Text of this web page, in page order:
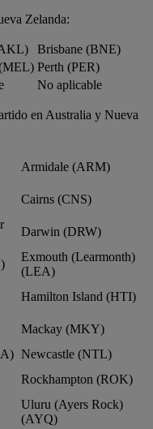
Zelanda:
Brisbane (BNE)
Perth (PER)
No aplicable
en Australia y Nueva
Armidale (ARM)
Cairns (CNS)
Darwin (DRW)
Exmouth (Learmonth)
(LEA)
Hamilton Island (HTI)
Mackay (MKY)
Newcastle (NTL)
Rockhampton (ROK)
Uluru (Ayers Rock)
(AYQ)